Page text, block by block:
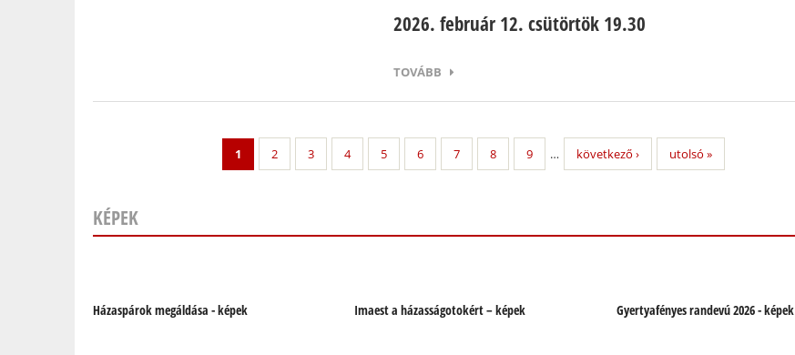
2026. február 12. csütörtök 19.30
TOVÁBB
1 2 3 4 5 6 7 8 9 … következő › utolsó »
KÉPEK
Házaspárok megáldása - képek Imaest a házasságotokért – képek Gyertyafényes randevú 2026 - képek